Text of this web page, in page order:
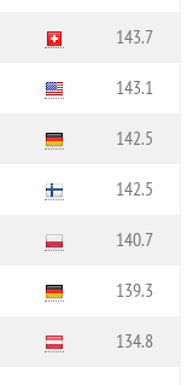
143.7
143.1
142.5
142.5
140.7
139.3
134.8